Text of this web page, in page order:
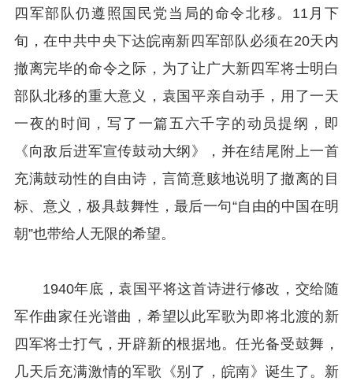
四军部队仍遵照国民党当局的命令北移。11月下
旬，在中共中央下达皖南新四军部队必须在20天内
撤离完毕的命令之际，为了让广大新四军将士明白
部队北移的重大意义，袁国平亲自动手，用了一天
一夜的时间，写了一篇五六千字的动员提纲，即
《向敌后进军宣传鼓动大纲》，并在结尾附上一首
充满鼓动性的自由诗，言简意赅地说明了撤离的目
标、意义，极具鼓舞性，最后一句“自由的中国在明
朝”也带给人无限的希望。
1940年底，袁国平将这首诗进行修改，交给随
军作曲家任光谱曲，希望以此军歌为即将北渡的新
四军将士打气，开辟新的根据地。任光备受鼓舞，
几天后充满激情的军歌《别了，皖南》诞生了。新